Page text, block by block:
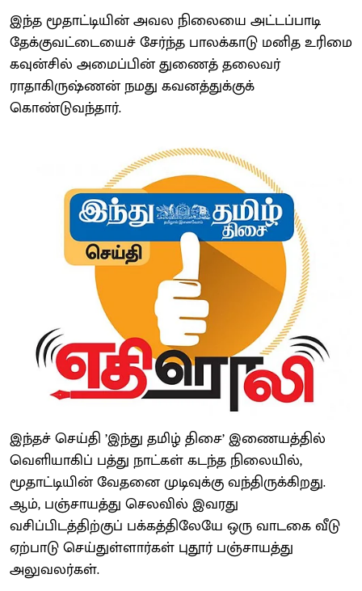
இந்த மூதாட்டியின் அவல நிலையை அட்டப்பாடி
தேக்குவட்டையைச் சேர்ந்த பாலக்காடு மனித உரிமை
கவுன்சில் அமைப்பின் துணைத் தலைவர்
ராதாகிருஷ்ணன் நமது கவனத்துக்குக்
கொண்டுவந்தார்.
இந்தச் செய்தி ’இந்து தமிழ் திசை’ இணையத்தில்
வெளியாகிப் பத்து நாட்கள் கடந்த நிலையில்,
மூதாட்டியின் வேதனை முடிவுக்கு வந்திருக்கிறது.
ஆம், பஞ்சாயத்து செலவில் இவரது
வசிப்பிடத்திற்குப் பக்கத்திலேயே ஒரு வாடகை வீடு
ஏற்பாடு செய்துள்ளார்கள் புதூர் பஞ்சாயத்து
அலுவலர்கள்.